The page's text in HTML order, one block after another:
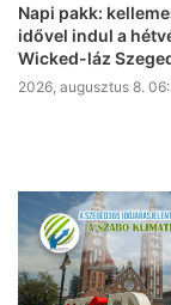
Napi pakk:
idővel indul a
Wicked-láz
2026, augusztus 8.